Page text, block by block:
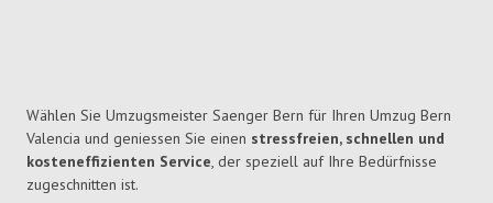
Wählen Sie Umzugsmeister Saenger Bern für Ihren Umzug Bern
Valencia und geniessen Sie einen stressfreien, schnellen und
kosteneffizienten Service, der speziell auf Ihre Bedürfnisse
zugeschnitten ist.